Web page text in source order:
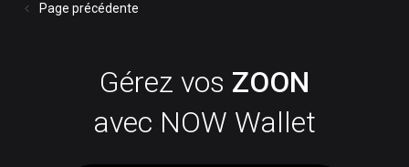
Page précédente
Gérez vos ZOON
avec NOW Wallet